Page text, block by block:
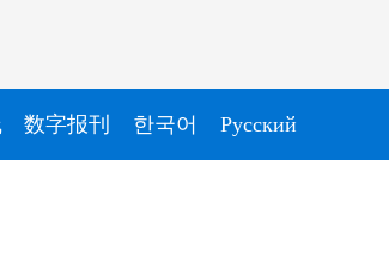
数字报刊 한국어 Pусский